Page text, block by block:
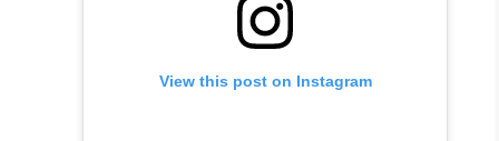
View this post on Instagram